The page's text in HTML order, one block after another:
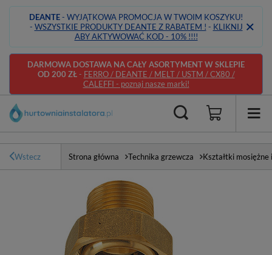
DEANTE- WYJĄTKOWA PROMOCJA W TWOIM KOSZYKU!
- WSZYSTKIE PRODUKTY DEANTE Z RABATEM ! - KLIKNIJ
ABY AKTYWOWAĆ KOD - 10% !!!!
DARMOWA DOSTAWA NA CAŁY ASORTYMENT W SKLEPIE
OD 200 ZŁ- FERRO / DEANTE / MELT / USTM / CX80 /
CALEFFI - poznaj nasze marki!
Wstecz Strona główna Technika grzewcza Kształtki